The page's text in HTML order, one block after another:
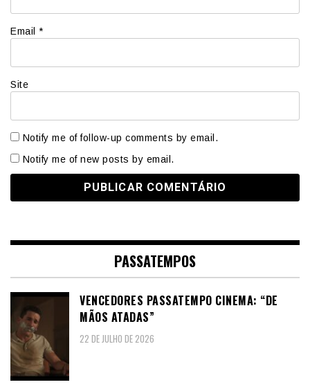
Email *
Site
Notify me of follow-up comments by email.
Notify me of new posts by email.
PASSATEMPOS
VENCEDORES PASSATEMPO CINEMA: “DE
MÃOS ATADAS”
22 DE JULHO DE 2026